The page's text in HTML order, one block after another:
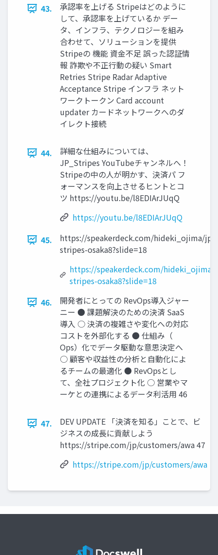
43.
承認率を上げる Stripeはどのように
して、承認率を上げているか デー
タ、インフラ、テクノロジーを組み
合わせて、ソリューションを提供
Stripeの 機能 資金不足 誤った認証情
報 詐欺や不正行動の疑い Smart
Retries Stripe Radar Adaptive
Acceptance Stripe インフラ ネット
ワークトークン Card account
updater カードネットワークへのダ
イレクト接続
44.
詳細な仕組みについては、
JP_Stripes YouTubeチャンネルへ！
Stripeの中の人が明かす、決済パ フ
ォーマンスを向上させるヒントとコ
ツ https://youtu.be/l8EDIArJUqQ
https://youtu.be/l8EDIArJUqQ
45.
https://speakerdeck.com/hideki_ojima/jp-
stripes-osaka8?slide=18
https://speakerdeck.com/hideki_ojima/
stripes-osaka8?slide=18
46.
開発者にとっての RevOps導入ジャー
ニー ● 課題解決のための決済 SaaS
導入 ○ 決済の複雑さや変化への対応
コストを外部化する ● 仕組み（
Ops）化でデータ駆動な意思決定へ
○ 顧客や収益性の分析と自動化によ
るチームの最適化 ● RevOpsとし
て、全社プロジェクト化 ○ 営業やマ
ーケとの連携によるデータ利活用 46
47.
DEV UPDATE 「決済を知る」ことで、ビ
ジネスの成長に貢献しよう
https://stripe.com/jp/customers/awa 47
https://stripe.com/jp/customers/awa